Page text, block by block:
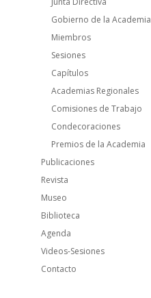
Gobierno de la Academia
Miembros
Sesiones
Capítulos
Academias Regionales
Comisiones de Trabajo
Condecoraciones
Premios de la Academia
Publicaciones
Revista
Museo
Biblioteca
Agenda
Videos-Sesiones
Contacto